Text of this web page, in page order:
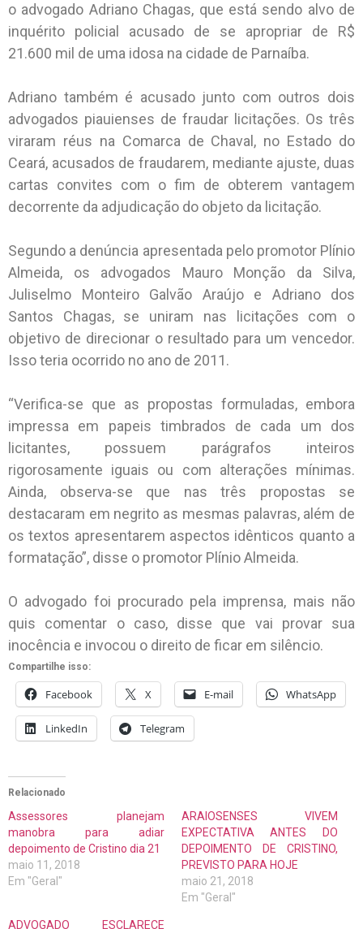
o advogado Adriano Chagas, que está sendo alvo de
inquérito policial acusado de se apropriar de R$
21.600 mil de uma idosa na cidade de Parnaíba.
Adriano também é acusado junto com outros dois
advogados piauienses de fraudar licitações. Os três
viraram réus na Comarca de Chaval, no Estado do
Ceará, acusados de fraudarem, mediante ajuste, duas
cartas convites com o fim de obterem vantagem
decorrente da adjudicação do objeto da licitação.
Segundo a denúncia apresentada pelo promotor Plínio
Almeida, os advogados Mauro Monção da Silva,
Juliselmo Monteiro Galvão Araújo e Adriano dos
Santos Chagas, se uniram nas licitações com o
objetivo de direcionar o resultado para um vencedor.
Isso teria ocorrido no ano de 2011.
“Verifica-se que as propostas formuladas, embora
impressa em papeis timbrados de cada um dos
licitantes, possuem parágrafos inteiros
rigorosamente iguais ou com alterações mínimas.
Ainda, observa-se que nas três propostas se
destacaram em negrito as mesmas palavras, além de
os textos apresentarem aspectos idênticos quanto a
formatação”, disse o promotor Plínio Almeida.
O advogado foi procurado pela imprensa, mais não
quis comentar o caso, disse que vai provar sua
inocência e invocou o direito de ficar em silêncio.
Compartilhe isso:
Facebook X E-mail WhatsApp
LinkedIn Telegram
Relacionado
Assessores planejam
manobra para adiar
depoimento de Cristino dia 21
maio 11, 2018
Em "Geral"
ARAIOSENSES VIVEM
EXPECTATIVA ANTES DO
DEPOIMENTO DE CRISTINO,
PREVISTO PARA HOJE
maio 21, 2018
Em "Geral"
ADVOGADO ESCLARECE